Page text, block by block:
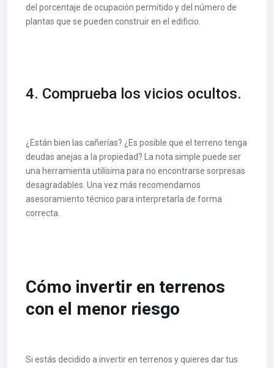
del porcentaje de ocupación permitido y del número de
plantas que se pueden construir en el edificio.
4. Comprueba los vicios ocultos.
¿Están bien las cañerías? ¿Es posible que el terreno tenga
deudas anejas a la propiedad? La nota simple puede ser
una herramienta utilísima para no encontrarse sorpresas
desagradables. Una vez más recomendamos
asesoramiento técnico para interpretarla de forma
correcta.
Cómo invertir en terrenos
con el menor riesgo
Si estás decidido a invertir en terrenos y quieres dar tus